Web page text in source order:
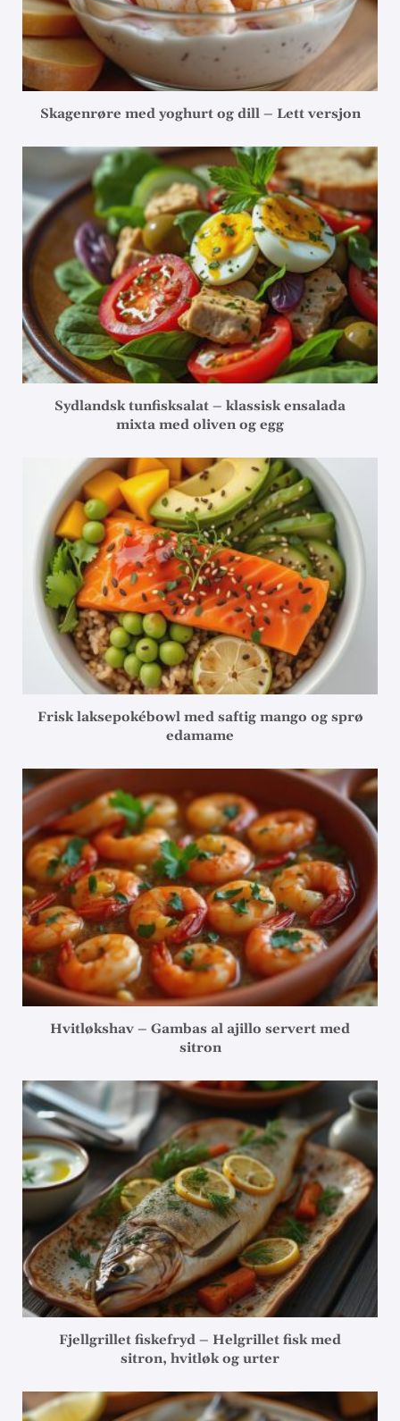
Skagenrøre med yoghurt og dill – Lett versjon
Sydlandsk tunfisksalat – klassisk ensalada
mixta med oliven og egg
Frisk laksepokébowl med saftig mango og sprø
edamame
Hvitløkshav – Gambas al ajillo servert med
sitron
Fjellgrillet fiskefryd – Helgrillet fisk med
sitron, hvitløk og urter